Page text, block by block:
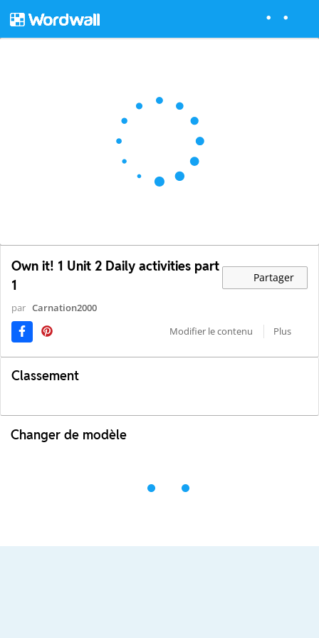
Own it! 1 Unit 2 Daily activities part
1
Partager
par Carnation2000
Modifier le contenu
Plus
Classement
Changer de modèle